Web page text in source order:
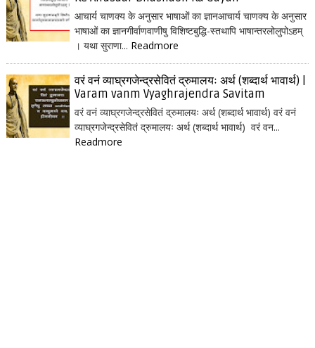
आचार्य चाणक्य के अनुसार भाषाओं का ज्ञानआचार्य चाणक्य के अनुसार
भाषाओं का ज्ञानगीर्वाणवाणीषु विशिष्टबुद्धि-स्तथापि भाषान्तरलोलुपोऽहम्
। यथा सुराणा... Readmore
वरं वनं व्याघ्रगजेन्द्रसेवितं द्रुमालयः अर्थ (शब्दार्थ भावार्थ) |
Varam vanm Vyaghrajendra Savitam
वरं वनं व्याघ्रगजेन्द्रसेवितं द्रुमालयः अर्थ (शब्दार्थ भावार्थ) वरं वनं
व्याघ्रगजेन्द्रसेवितं द्रुमालयः अर्थ (शब्दार्थ भावार्थ) वरं वन...
Readmore